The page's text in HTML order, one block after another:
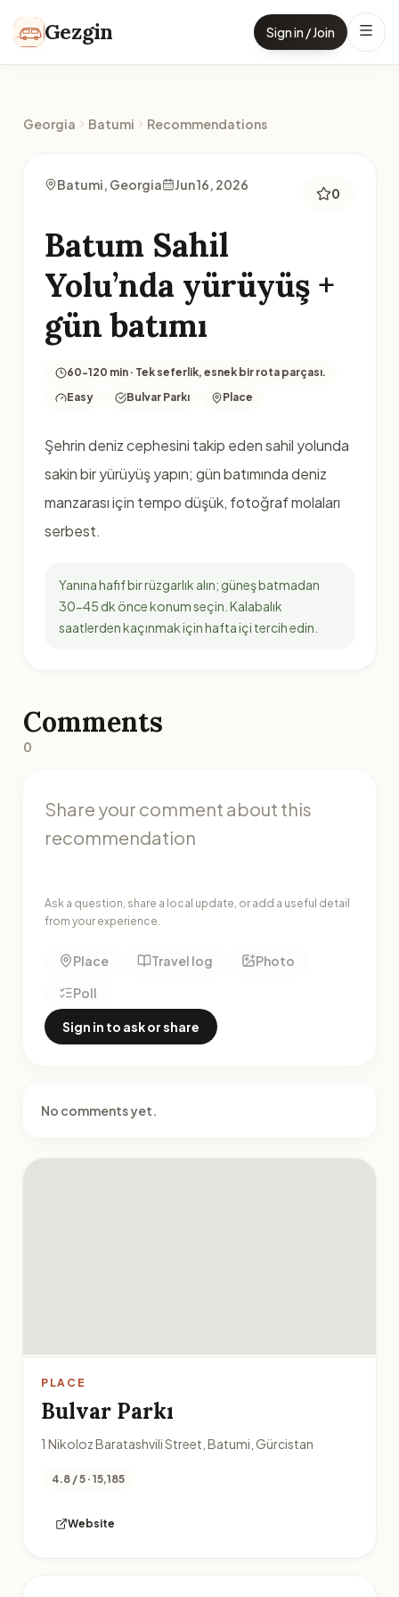
Gezgin Sign in / Join
Georgia Batumi Recommendations
Batumi, Georgia Jun 16, 2026
0
Batum Sahil
Yolu’nda yürüyüş +
gün batımı
60-120 min · Tek seferlik, esnek bir rota parçası.
Easy
Bulvar Parkı Place
Şehrin deniz cephesini takip eden sahil yolunda
sakin bir yürüyüş yapın; gün batımında deniz
manzarası için tempo düşük, fotoğraf molaları
serbest.
Yanına hafif bir rüzgarlık alın; güneş batmadan
30-45 dk önce konum seçin. Kalabalık
saatlerden kaçınmak için hafta içi tercih edin.
Comments
0
Ask a question, share a local update, or add a useful detail
from your experience.
Place Travel log
Photo
Poll
Sign in to ask or share
No comments yet.
PLACE
Bulvar Parkı
1 Nikoloz Baratashvili Street, Batumi, Gürcistan
4.8 / 5 · 15,185
Website